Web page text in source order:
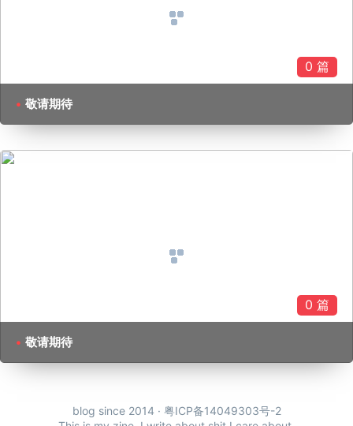
0 篇
敬请期待
0 篇
敬请期待
blog since 2014 · 粤ICP备14049303号-2